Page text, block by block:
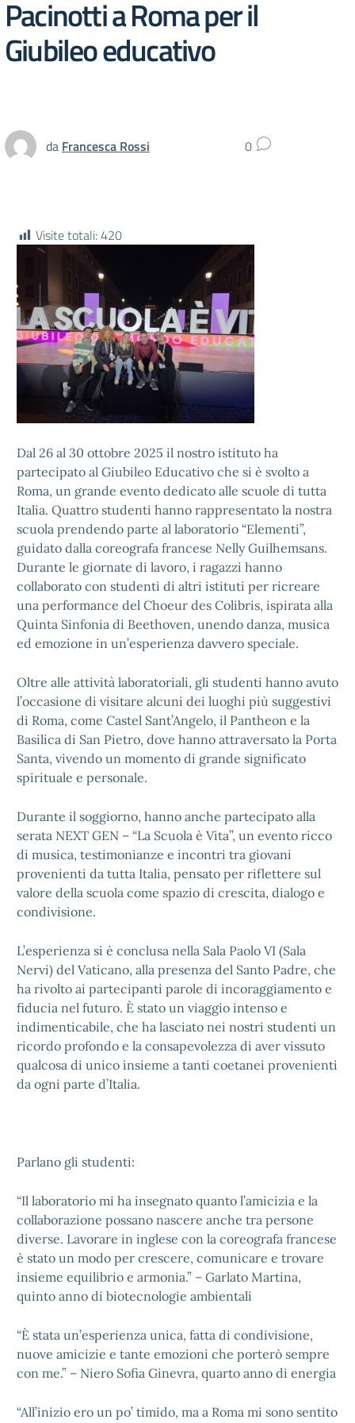
Pacinotti a Roma per il
Giubileo educativo
da Francesca Rossi 0
Visite totali:420
Dal 26 al 30 ottobre 2025 il nostro istituto ha
partecipato al Giubileo Educativo che si è svolto a
Roma, un grande evento dedicato alle scuole di tutta
Italia. Quattro studenti hanno rappresentato la nostra
scuola prendendo parte al laboratorio “Elementi”,
guidato dalla coreografa francese Nelly Guilhemsans.
Durante le giornate di lavoro, i ragazzi hanno
collaborato con studenti di altri istituti per ricreare
una performance del Choeur des Colibris, ispirata alla
Quinta Sinfonia di Beethoven, unendo danza, musica
ed emozione in un’esperienza davvero speciale.
Oltre alle attività laboratoriali, gli studenti hanno avuto
l’occasione di visitare alcuni dei luoghi più suggestivi
di Roma, come Castel Sant’Angelo, il Pantheon e la
Basilica di San Pietro, dove hanno attraversato la Porta
Santa, vivendo un momento di grande significato
spirituale e personale.
Durante il soggiorno, hanno anche partecipato alla
serata NEXT GEN – “La Scuola è Vita”, un evento ricco
di musica, testimonianze e incontri tra giovani
provenienti da tutta Italia, pensato per riflettere sul
valore della scuola come spazio di crescita, dialogo e
condivisione.
L’esperienza si è conclusa nella Sala Paolo VI (Sala
Nervi) del Vaticano, alla presenza del Santo Padre, che
ha rivolto ai partecipanti parole di incoraggiamento e
fiducia nel futuro. È stato un viaggio intenso e
indimenticabile, che ha lasciato nei nostri studenti un
ricordo profondo e la consapevolezza di aver vissuto
qualcosa di unico insieme a tanti coetanei provenienti
da ogni parte d’Italia.
Parlano gli studenti:
“Il laboratorio mi ha insegnato quanto l’amicizia e la
collaborazione possano nascere anche tra persone
diverse. Lavorare in inglese con la coreografa francese
è stato un modo per crescere, comunicare e trovare
insieme equilibrio e armonia.” – Garlato Martina,
quinto anno di biotecnologie ambientali
“È stata un’esperienza unica, fatta di condivisione,
nuove amicizie e tante emozioni che porterò sempre
con me.” – Niero Sofia Ginevra, quarto anno di energia
“All’inizio ero un po’ timido, ma a Roma mi sono sentito